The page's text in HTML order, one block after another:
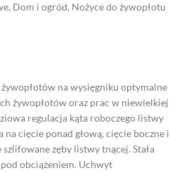
, Dom i ogród, Nożyce do żywopłotu
na wysięgniku optymalne
żywopłotów oraz prac w niewielkiej
regulacja kąta roboczego listwy
cięcie ponad głową, cięcie boczne i
zęby listwy tnącej. Stała
obciążeniem. Uchwyt